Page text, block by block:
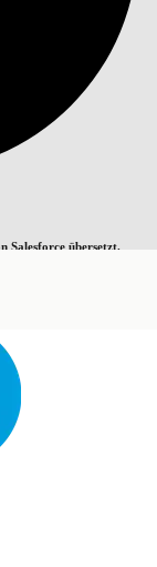
Salesforce übersetzt.